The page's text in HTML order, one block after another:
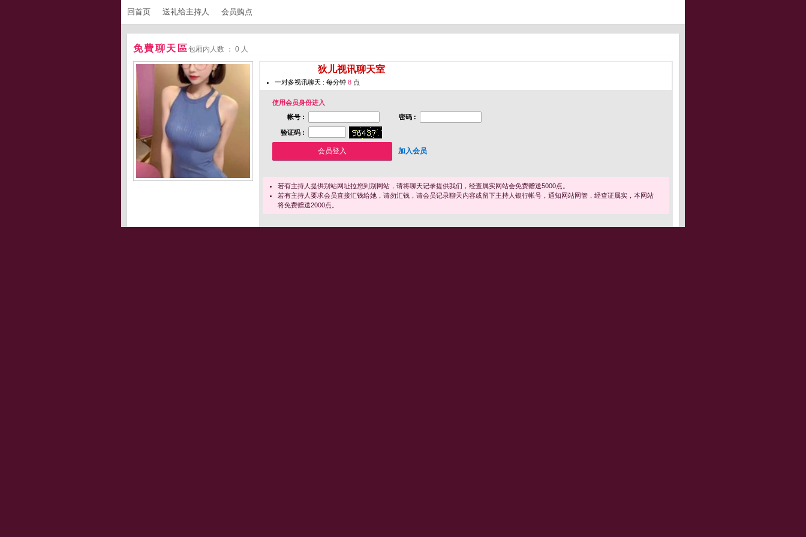
回首页 送礼给主持人 会员购点
免費聊天區包厢内人数 ： 0 人
狄儿视讯聊天室
一对多视讯聊天 : 每分钟 8 点
使用会员身份进入
帐号 :
密码 :
验证码 :
加入会员
若有主持人提供别站网址拉您到别网站，请将聊天记录提供我们，经查属实网站会免费赠送5000点。
若有主持人要求会员直接汇钱给她，请勿汇钱，请会员记录聊天内容或留下主持人银行帐号，通知网站网管，经查证属实，本网站
将免费赠送2000点。